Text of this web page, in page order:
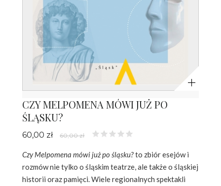
CZY MELPOMENA MÓWI JUŻ PO
ŚLĄSKU?
60,00 zł 60,00 zł
Czy Melpomena mówi już po śląsku?to zbiór esejów i
rozmów nie tylko o śląskim teatrze, ale także o śląskiej
historii oraz pamięci. Wiele regionalnych spektakli